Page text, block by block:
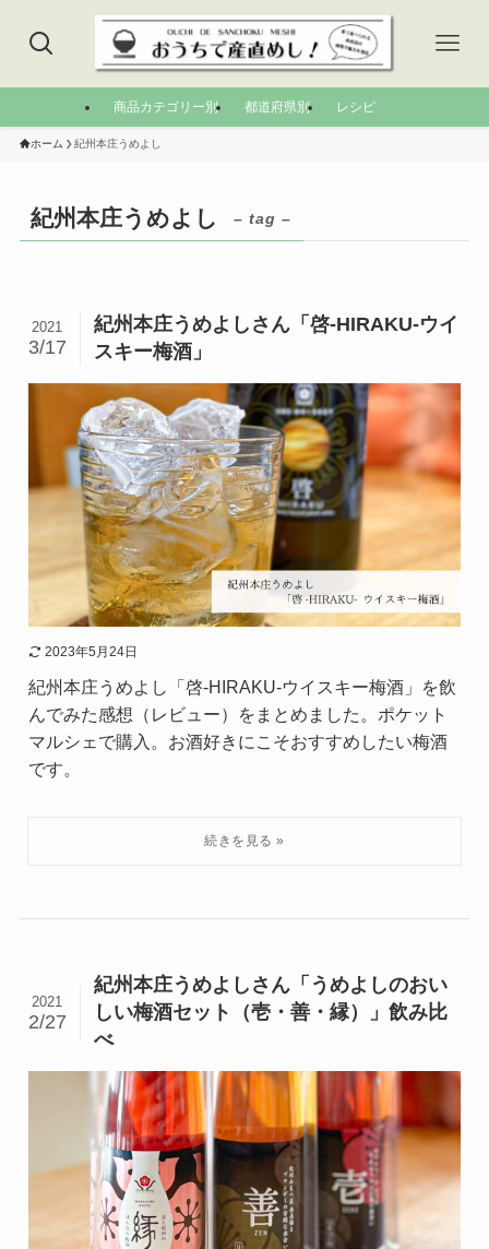
商品カテゴリー別 都道府県別 レシピ
ホーム 紀州本庄うめよし
紀州本庄うめよし – tag –
紀州本庄うめよしさん「啓-HIRAKU-ウイ
スキー梅酒」
2021
3/17
2023年5月24日
紀州本庄うめよし「啓-HIRAKU-ウイスキー梅酒」を飲
んでみた感想（レビュー）をまとめました。ポケット
マルシェで購入。お酒好きにこそおすすめしたい梅酒
です。
紀州本庄うめよしさん「うめよしのおい
しい梅酒セット（壱・善・縁）」飲み比
べ
2021
2/27